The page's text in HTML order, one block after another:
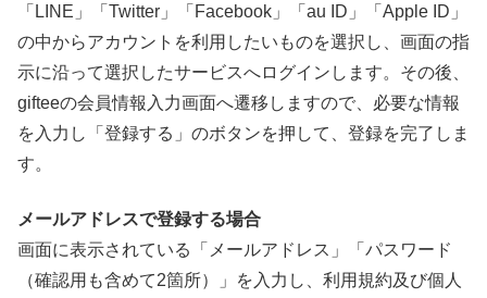
「LINE」「Twitter」「Facebook」「au ID」「Apple ID」
の中からアカウントを利用したいものを選択し、画面の指
示に沿って選択したサービスへログインします。その後、
gifteeの会員情報入力画面へ遷移しますので、必要な情報
を入力し「登録する」のボタンを押して、登録を完了しま
す。
メールアドレスで登録する場合
画面に表示されている「メールアドレス」「パスワード
（確認用も含めて2箇所）」を入力し、利用規約及び個人